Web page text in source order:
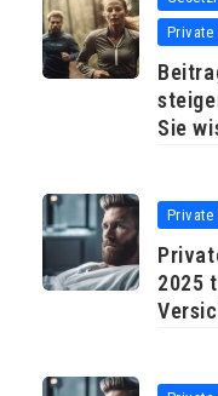
Private
Sie
Private
2025